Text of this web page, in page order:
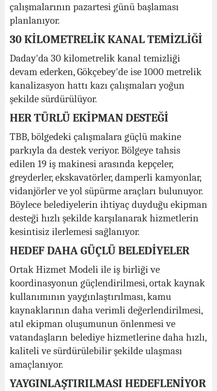
çalışmalarının pazartesi günü başlaması
planlanıyor.
30 KİLOMETRELİK KANAL TEMİZLİĞİ
Daday'da 30 kilometrelik kanal temizliği
devam ederken, Gökçebey'de ise 1000 metrelik
kanalizasyon hattı kazı çalışmaları yoğun
şekilde sürdürülüyor.
HER TÜRLÜ EKİPMAN DESTEĞİ
TBB, bölgedeki çalışmalara güçlü makine
parkıyla da destek veriyor. Bölgeye tahsis
edilen 19 iş makinesi arasında kepçeler,
greyderler, ekskavatörler, damperli kamyonlar,
vidanjörler ve yol süpürme araçları bulunuyor.
Böylece belediyelerin ihtiyaç duyduğu ekipman
desteği hızlı şekilde karşılanarak hizmetlerin
kesintisiz ilerlemesi sağlanıyor.
HEDEF DAHA GÜÇLÜ BELEDİYELER
Ortak Hizmet Modeli ile iş birliği ve
koordinasyonun güçlendirilmesi, ortak kaynak
kullanımının yaygınlaştırılması, kamu
kaynaklarının daha verimli değerlendirilmesi,
atıl ekipman oluşumunun önlenmesi ve
vatandaşların belediye hizmetlerine daha hızlı,
kaliteli ve sürdürülebilir şekilde ulaşması
amaçlanıyor.
YAYGINLAŞTIRILMASI HEDEFLENİYOR